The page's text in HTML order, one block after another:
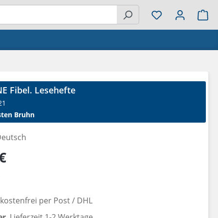
Fibel. Lesehefte
Bruhn
per Post / DHL